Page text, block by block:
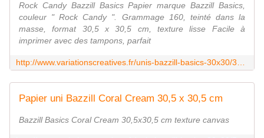
Rock Candy Bazzill Basics Papier marque Bazzill Basics,
couleur " Rock Candy ". Grammage 160, teinté dans la
masse, format 30,5 x 30,5 cm, texture lisse Facile à
imprimer avec des tampons, parfait
Papier uni Bazzill Coral Cream 30,5 x 30,5 cm
Bazzill Basics Coral Cream 30,5x30,5 cm texture canvas